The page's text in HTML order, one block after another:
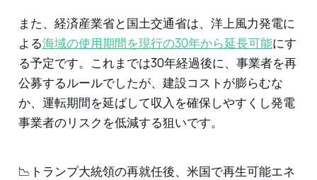
また、経済産業省と国土交通省は、洋上風力発電に
よる海域の使用期間を現行の30年から延長可能にす
る予定です。これまでは30年経過後に、事業者を再
公募するルールでしたが、建設コストが膨らむな
か、運転期間を延ばして収入を確保しやすくし発電
事業者のリスクを低減する狙いです。
📉トランプ大統領の再就任後、米国で再生可能エネ